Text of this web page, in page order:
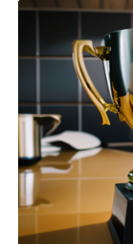
Expédition le jour même
Frais de port
Hall of Fame
Bocuse d’Or
Ma sélection